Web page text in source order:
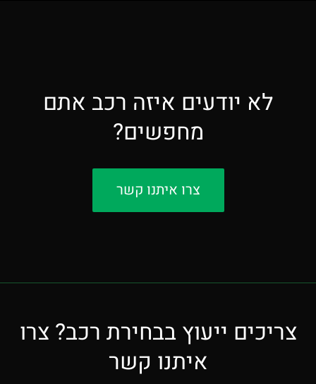
לא יודעים איזה רכב אתם
מחפשים?
צרו איתנו קשר
צריכים ייעוץ בבחירת רכב? צרו
איתנו קשר